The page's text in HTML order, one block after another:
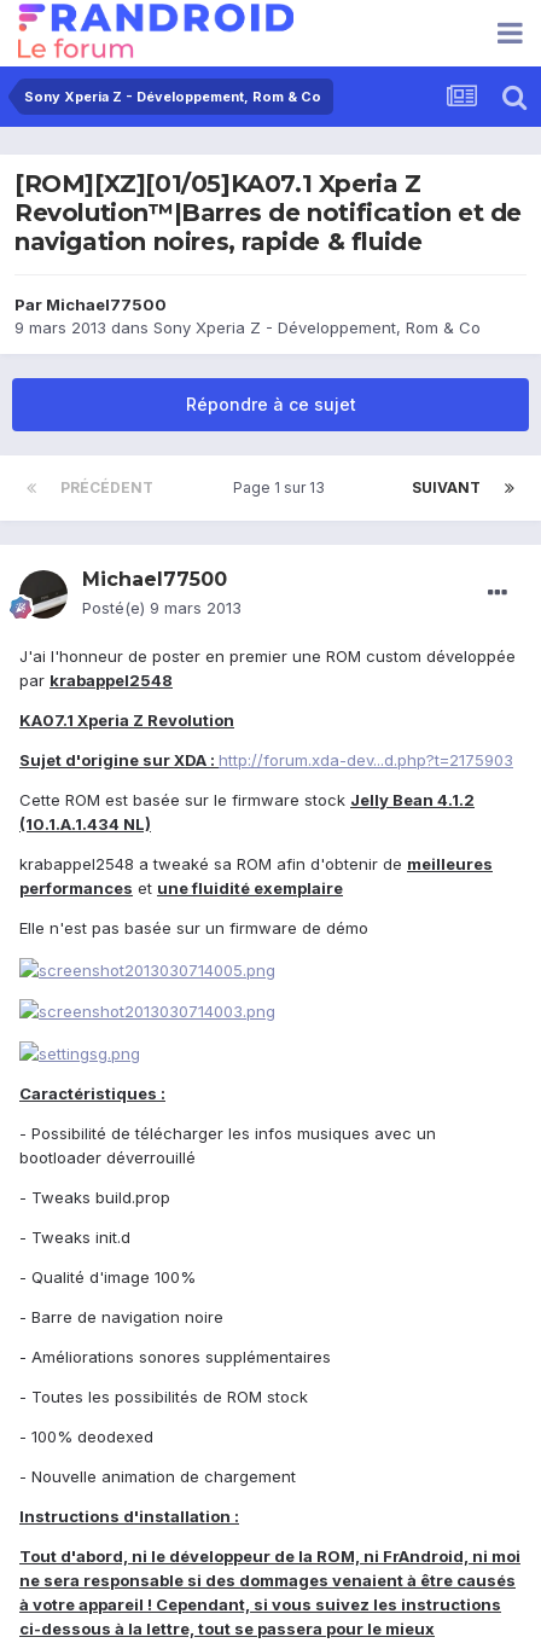
Sony Xperia Z - Développement, Rom & Co
[ROM][XZ][01/05]KA07.1 Xperia Z
Revolution™|Barres de notification et de
navigation noires, rapide & fluide
Par Michael77500
9 mars 2013 dans Sony Xperia Z - Développement, Rom & Co
Répondre à ce sujet
PRÉCÉDENT SUIVANT
Page 1 sur 13
Michael77500
Posté(e) 9 mars 2013
J'ai l'honneur de poster en premier une ROM custom développée
par krabappel2548
KA07.1 Xperia Z Revolution
Sujet d'origine sur XDA : http://forum.xda-dev...d.php?t=2175903
Cette ROM est basée sur le firmware stock Jelly Bean 4.1.2
(10.1.A.1.434 NL)
krabappel2548 a tweaké sa ROM afin d'obtenir de meilleures
performances et une fluidité exemplaire
Elle n'est pas basée sur un firmware de démo
Caractéristiques :
- Possibilité de télécharger les infos musiques avec un
bootloader déverrouillé
- Tweaks build.prop
- Tweaks init.d
- Qualité d'image 100%
- Barre de navigation noire
- Améliorations sonores supplémentaires
- Toutes les possibilités de ROM stock
- 100% deodexed
- Nouvelle animation de chargement
Instructions d'installation :
Tout d'abord, ni le développeur de la ROM, ni FrAndroid, ni moi
ne sera responsable si des dommages venaient à être causés
à votre appareil ! Cependant, si vous suivez les instructions
ci-dessous à la lettre, tout se passera pour le mieux